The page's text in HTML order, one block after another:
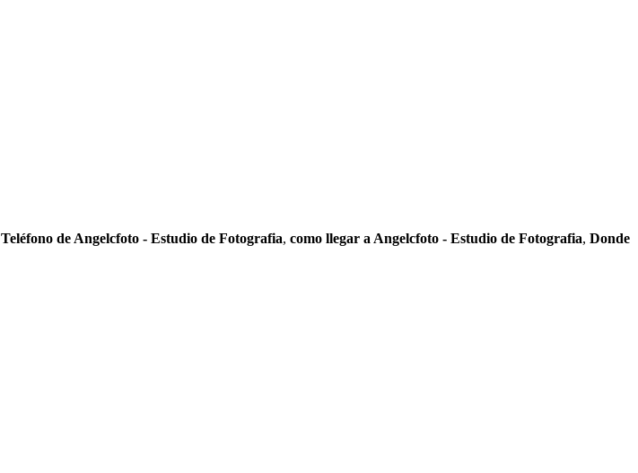
Teléfono de Angelcfoto - Estudio de Fotografia, como llegar a Angelcfoto - Estudio de Fotografia, Donde